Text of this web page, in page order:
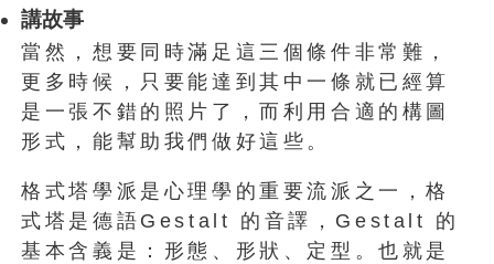
講故事
當然，想要同時滿足這三個條件非常難，
更多時候，只要能達到其中一條就已經算
是一張不錯的照片了，而利用合適的構圖
形式，能幫助我們做好這些。
格式塔學派是心理學的重要流派之一，格
式塔是德語Gestalt 的音譯，Gestalt 的
基本含義是：形態、形狀、定型。也就是